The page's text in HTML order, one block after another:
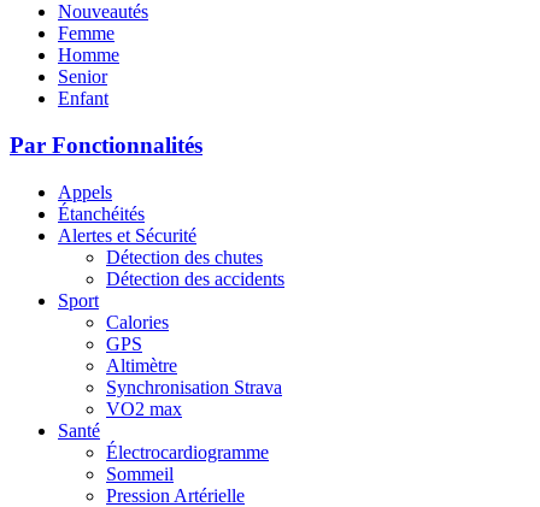
Nouveautés
Femme
Homme
Senior
Enfant
Par Fonctionnalités
Appels
Étanchéités
Alertes et Sécurité
Détection des chutes
Détection des accidents
Sport
Calories
GPS
Altimètre
Synchronisation Strava
VO2 max
Santé
Électrocardiogramme
Sommeil
Pression Artérielle